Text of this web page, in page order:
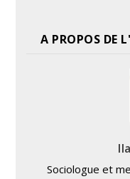
A PROPOS DE
Sociologue et